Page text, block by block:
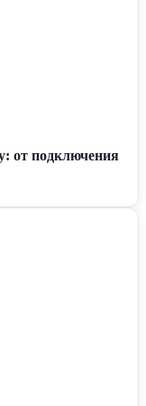
от подключения